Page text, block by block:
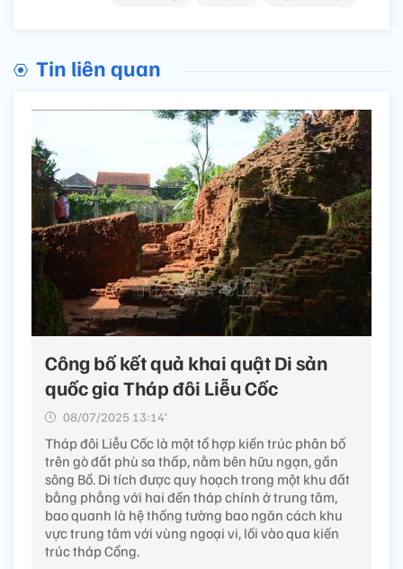
Tin liên quan
Công bố kết quả khai quật Di sản
quốc gia Tháp đôi Liễu Cốc
08/07/2025 13:14’
Tháp đôi Liễu Cốc là một tổ hợp kiến trúc phân bố
trên gò đất phù sa thấp, nằm bên hữu ngạn, gần
sông Bồ. Di tích được quy hoạch trong một khu đất
bằng phẳng với hai đền tháp chính ở trung tâm,
bao quanh là hệ thống tường bao ngăn cách khu
vực trung tâm với vùng ngoại vi, lối vào qua kiến
trúc tháp Cổng.